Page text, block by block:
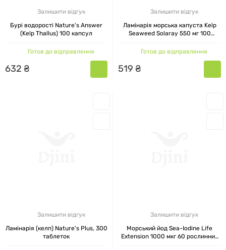
Залишити відгук
Бурі водорості Nature's Answer
(Kelp Thallus) 100 капсул
Готов до відправлення
632 ₴
Залишити відгук
Ламінарія морська капуста Kelp
Seaweed Solaray 550 мг 100
Готов до відправлення
519 ₴
Залишити відгук
Ламінарія (келп) Nature's Plus, 300
таблеток
Залишити відгук
Морський йод Sea-Iodine Life
Extension 1000 мкг 60 рослинних